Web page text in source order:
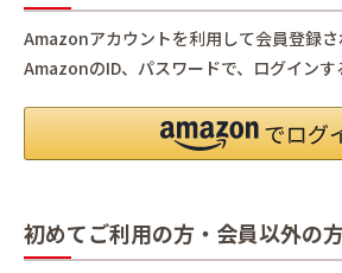
Amazonアカウントを利用して会員登録さ
AmazonのID、パスワードで、ログインす
初めてご利用の方・会員以外の